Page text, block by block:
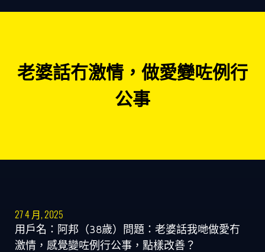
老婆話冇激情，做愛變咗例行
公事
27 4 月, 2025
用戶名：阿邦（38歲）問題：老婆話我哋做愛冇
激情，感覺變咗例行公事，點樣改善？